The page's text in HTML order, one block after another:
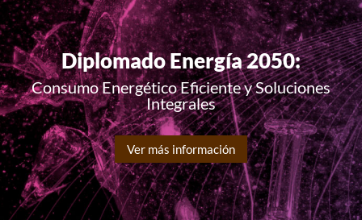
Diplomado Energía 2050:
Consumo Energético Eficiente y Soluciones
Integrales
Ver más información